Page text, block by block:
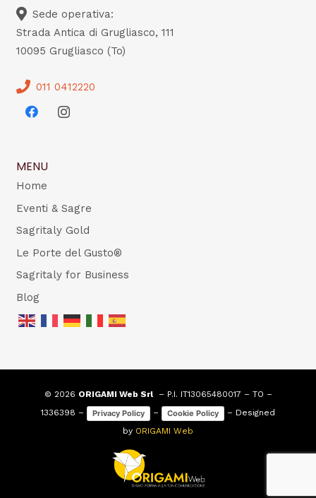
Sede operativa:
Strada Antica di Grugliasco, 111
10095 Grugliasco (To)
011 0412220
MENU
Home
Eventi & Sagre
Sagritaly Gold
Le Porte del Gusto®
Sagritaly for Business
Blog
© 2026 ORIGAMI Web Srl– P.I. IT13065480017 – TO –
1336398 –
Privacy Policy – Cookie Policy
– Designed
by ORIGAMI Web